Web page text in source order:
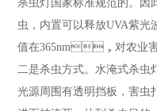
杀虫灯国家标准规范的。因
虫，内置可以释放UVA紫
值在365nm，对农业害虫
二是杀虫方式。水淹式杀虫
光源周围有透明挡板，害虫